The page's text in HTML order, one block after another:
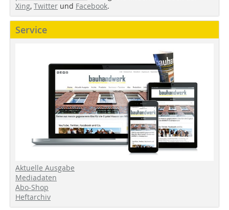
Xing, Twitter und Facebook.
Service
Aktuelle Ausgabe
Mediadaten
Abo-Shop
Heftarchiv